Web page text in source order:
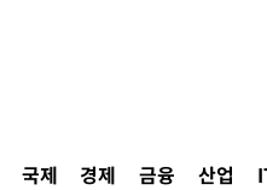
국제 경제 금융 산업